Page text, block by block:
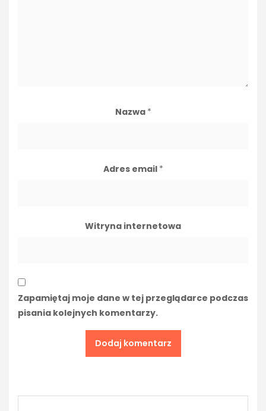
Nazwa *
Adres email *
Witryna internetowa
Zapamiętaj moje dane w tej przeglądarce podczas
pisania kolejnych komentarzy.